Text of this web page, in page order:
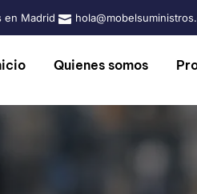
en Madrid
Quienes somos